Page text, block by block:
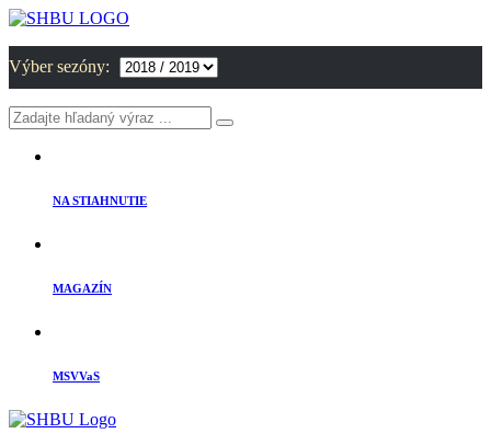
Výber sezóny:
NA STIAHNUTIE
MAGAZÍN
MSVVaS